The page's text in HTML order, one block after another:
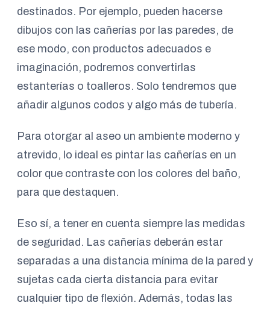
destinados. Por ejemplo, pueden hacerse
dibujos con las cañerías por las paredes, de
ese modo, con productos adecuados e
imaginación, podremos convertirlas
estanterías o toalleros. Solo tendremos que
añadir algunos codos y algo más de tubería.
Para otorgar al aseo un ambiente moderno y
atrevido, lo ideal es pintar las cañerías en un
color que contraste con los colores del baño,
para que destaquen.
Eso sí, a tener en cuenta siempre las medidas
de seguridad. Las cañerías deberán estar
separadas a una distancia mínima de la pared y
sujetas cada cierta distancia para evitar
cualquier tipo de flexión. Además, todas las